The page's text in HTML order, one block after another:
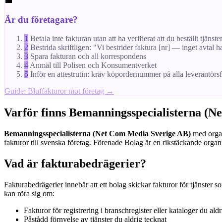
Är du företagare?
1 Betala inte fakturan utan att ha verifierat att du beställt
2 Bestrida skriftligen: "Vi bestrider faktura [nr] — inget avtal
3 Spara fakturan och all korrespondens
4 Anmäl till Polisen och Konsumentverket
5 Inför en attestrutin: kräv köpordernummer på alla
Guide: Bluffakturor mot företag →
Varför finns Bemanningsspecialisterna
Bemanningsspecialisterna (Net Com Media Sverige AB) med
fakturor till svenska företag. Förenade Bolag är en rikstäckande
Vad är fakturabedrägerier?
Fakturabedrägerier innebär att ett bolag skickar fakturor för tjänster
kan röra sig om:
Fakturor för registrering i branschregister eller kataloger du
Påstådd förnyelse av tjänster du aldrig tecknat